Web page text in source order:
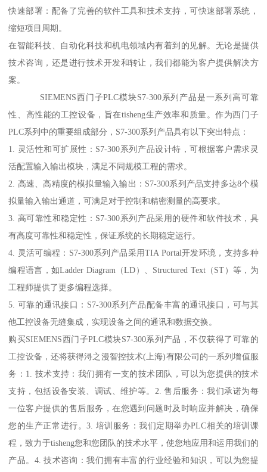
快速部署：配备了完善的软件工具和技术支持，可快速部署系统，
缩短项目周期。
在智能科技、自动化科技和机电领域内有着到的见解。无论是提供
技术咨询，还是进行技术开发和转让，我们都能为客户提供解决方
案。
SIEMENS西门子PLC模块S7-300系列产品是一系列高可靠
性、高性能的工控设备，旨在tisheng生产效率和质量。作为西门子
PLC系列中的重要组成部分，S7-300系列产品具有以下突出特点：
1. 灵活性和可扩展性：S7-300系列产品设计特，可根据客户需求灵
活配置输入输出模块，满足不同规模工程的需求。
2. 高速、高精度的模拟量输入输出：S7-300系列产品支持多达8个模
拟量输入输出通道，可满足对于控制和精密测量的高要求。
3. 高可靠性和稳定性：S7-300系列产品采用的硬件和软件技术，具
有高度可靠性和稳定性，保证系统的长期稳定运行。
4. 灵活可编程：S7-300系列产品采用TIA Portal开发环境，支持多种
编程语言，如Ladder Diagram（LD）、Structured Text（ST）等，为
工程师提供了更多编程选择。
5. 可靠的通讯接口：S7-300系列产品配备丰富的通讯接口，可与其
他工控设备无缝集成，实现设备之间的通讯和数据交换。
购买SIEMENS西门子PLC模块S7-300系列产品，不仅获得了可靠的
工控设备，还将获得浔之漫智控技术(上海)有限公司的一系列增值服
务：1. 技术支持：我们拥有一支的技术团队，可以为您提供的技术
支持，包括设备安装、调试、维护等。2. 售后服务：我们承诺为每
一位客户提供的售后服务，在您遇到问题时及时响应并解决，确保
您的生产正常进行。3. 培训服务：我们定期举办PLC相关的培训课
程，致力于tisheng您和您团队的技术水平，使您地应用和运用我们的
产品。4. 技术咨询：我们拥有丰富的行业经验和知识，可以为您提